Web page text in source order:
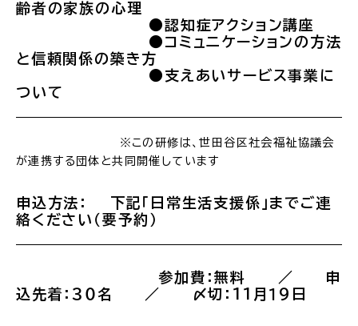
齢者の家族の心理
●認知症アクション講座
●コミュニケーションの方法
と信頼関係の築き方
●支えあいサービス事業に
ついて
※この研修は、世田谷区社会福祉協議会
が連携する団体と共同開催しています
申込方法： 下記「日常生活支援係」までご連
絡ください（要予約）
参加費：無料 ／ 申
込先着：３０名 ／ 〆切：11月１９日